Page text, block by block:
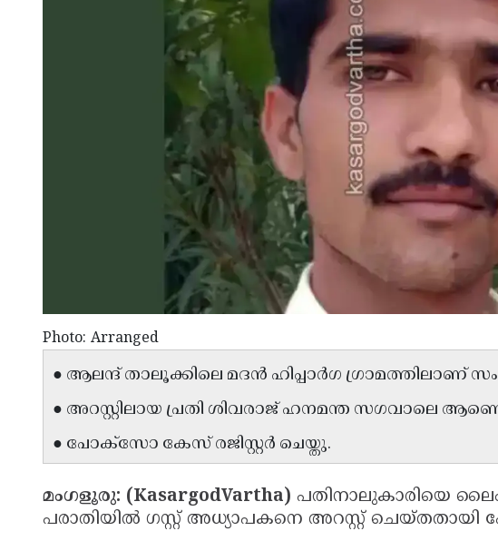
Photo: Arranged
● ആലന്ദ് താലൂക്കിലെ മദൻ ഹിപ്പാർഗ ഗ്രാമത്തിലാണ്
● അറസ്റ്റിലായ പ്രതി ശിവരാജ് ഹനമന്ത സഗവാലെ
● പോക്സോ കേസ് രജിസ്റ്റർ ചെയ്തു.
മംഗളൂരു: (KasargodVartha) പതിനാലുകാരിയെ
പരാതിയിൽ ഗസ്റ്റ് അധ്യാപകനെ അറസ്റ്റ് ചെയ്തതായി